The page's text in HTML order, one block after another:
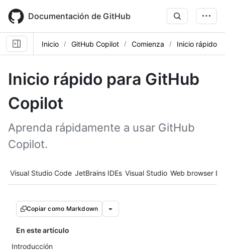
main
content
Documentación de GitHub
Inicio GitHub Copilot Comienza Inicio rápido
Inicio rápido para GitHub
Copilot
Aprenda rápidamente a usar GitHub
Copilot.
Tool navigation
Visual Studio Code JetBrains IDEs Visual Studio Web browser
Copiar como Markdown
En este artículo
Introducción